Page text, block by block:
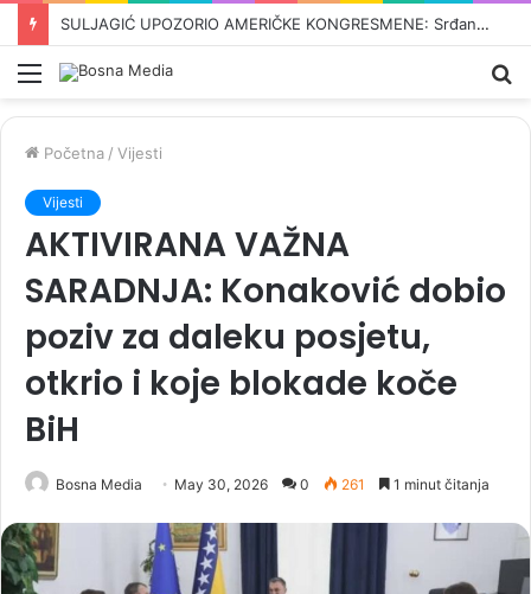
ODBROJAVANJE U REPUBLICI SRPSKOJ: Crnadak najavljuje pad režima –„Nije normalno da se u 21. vijeku pravi proslava kad dođe…“
Meni
Početna / Vijesti
Vijesti
AKTIVIRANA VAŽNA
SARADNJA: Konaković dobio
poziv za daleku posjetu,
otkrio i koje blokade koče
BiH
Bosna Media May 30, 2026 0 261 1 minut čitanja